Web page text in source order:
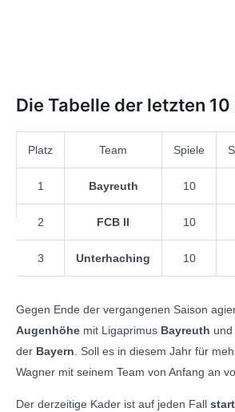
Die Tabelle der letzten
Platz Team Spiele
1 Bayreuth 10
2 FCB II 10
3 Unterhaching 10
Gegen Ende der vergangenen Saison
Augenhöhe mit Ligaprimus Bayreuth
der Bayern . Soll es in diesem Jahr für
Wagner mit seinem Team von Anfang an
Der derzeitige Kader ist auf jeden Fall